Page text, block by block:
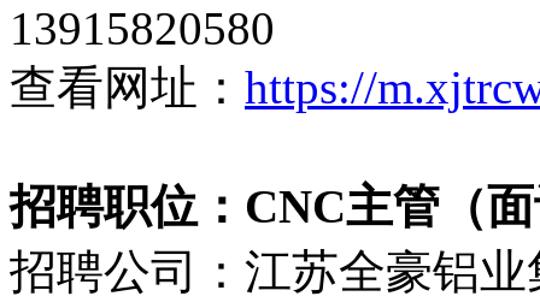
13915820580
查看网址： https://
招聘职位：CNC主管（
招聘公司：江苏全豪铝